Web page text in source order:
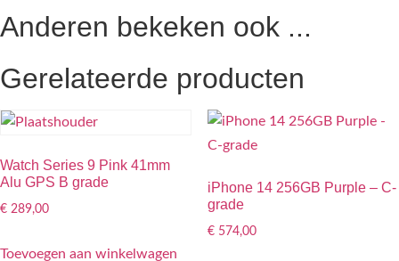
Anderen bekeken ook ...
Gerelateerde producten
Watch Series 9 Pink 41mm
Alu GPS B grade
€ 289,00
Toevoegen aan winkelwagen
iPhone 14 256GB Purple – C-
grade
€574,00